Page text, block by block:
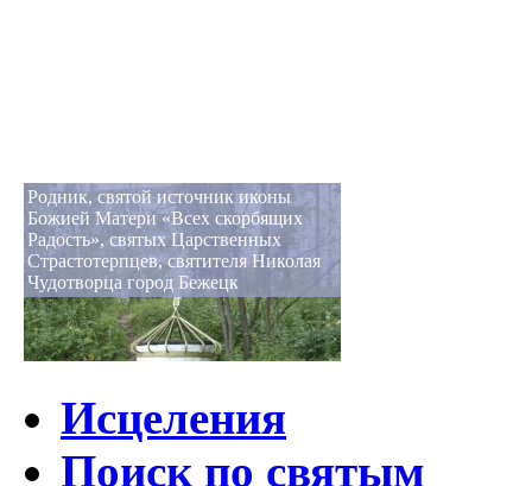
Родник, святой источник иконы
Божией Матери «Всех скорбящих
Радость», святых Царственных
Страстотерпцев, святителя Николая
Чудотворца город Бежецк
Исцеления
Поиск по святым